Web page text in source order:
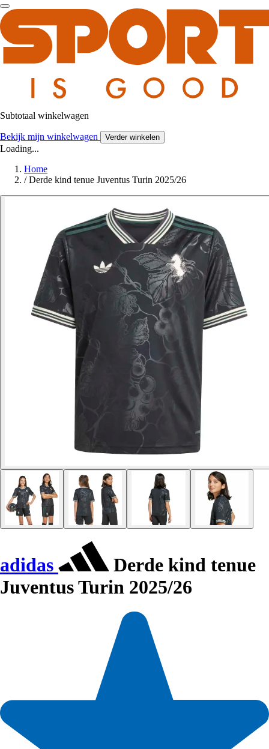
Subtotaal winkelwagen
Bekijk mijn winkelwagen Verder winkelen
Loading...
Home
/ Derde kind tenue Juventus Turin 2025/26
adidas
Derde kind tenue
Juventus Turin 2025/26